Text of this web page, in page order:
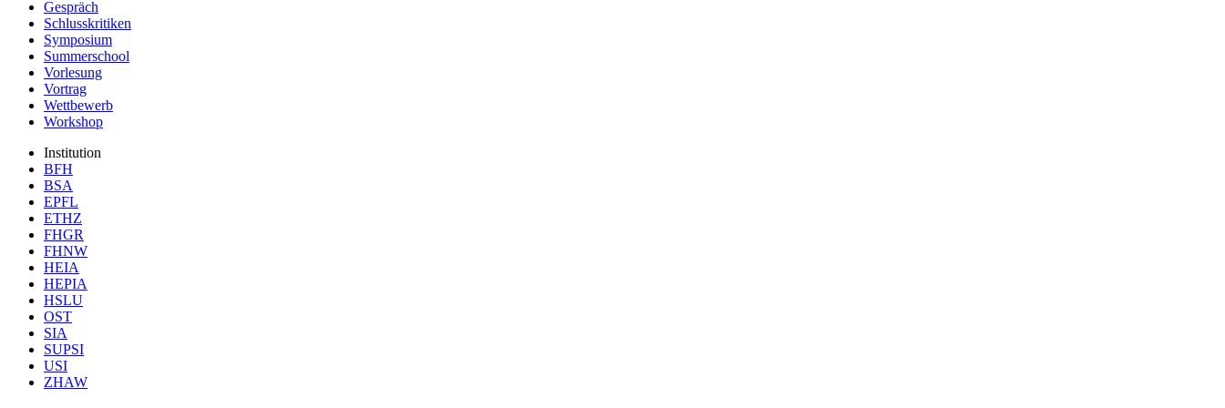
Gespräch
Schlusskritiken
Symposium
Summerschool
Vorlesung
Vortrag
Wettbewerb
Workshop
Institution
BFH
BSA
EPFL
ETHZ
FHGR
FHNW
HEIA
HEPIA
HSLU
OST
SIA
SUPSI
USI
ZHAW